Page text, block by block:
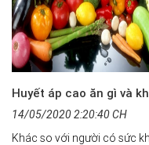
Huyết áp cao ăn gì và
14/05/2020 2:20:40 CH
Khác so với người có sức